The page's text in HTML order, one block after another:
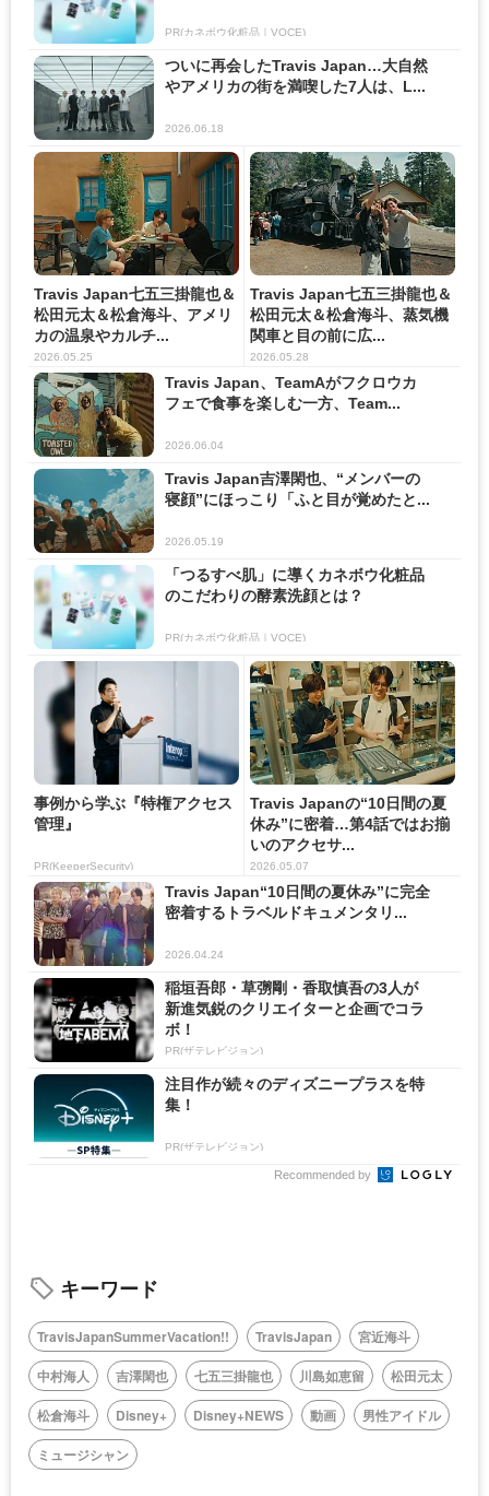
PR(カネボウ化粧品｜VOCE)
ついに再会したTravis Japan…大自然
やアメリカの街を満喫した7人は、L...
2026.06.18
Travis Japan七五三掛龍也＆
松田元太＆松倉海斗、アメリ
カの温泉やカルチ...
2026.05.25
Travis Japan七五三掛龍也＆
松田元太＆松倉海斗、蒸気機
関車と目の前に広...
2026.05.28
Travis Japan、TeamAがフクロウカ
フェで食事を楽しむ一方、Team...
2026.06.04
Travis Japan吉澤閑也、“メンバーの
寝顔”にほっこり「ふと目が覚めたと...
2026.05.19
「つるすべ肌」に導くカネボウ化粧品
のこだわりの酵素洗顔とは？
PR(カネボウ化粧品｜VOCE)
事例から学ぶ『特権アクセス
管理』
PR(KeeperSecurity)
Travis Japanの“10日間の夏
休み”に密着…第4話ではお揃
いのアクセサ...
2026.05.07
Travis Japan“10日間の夏休み”に完全
密着するトラベルドキュメンタリ...
2026.04.24
稲垣吾郎・草彅剛・香取慎吾の3人が
新進気鋭のクリエイターと企画でコラ
ボ！
PR(ザテレビジョン)
注目作が続々のディズニープラスを特
集！
PR(ザテレビジョン)
Recommended by
キーワード
TravisJapanSummerVacation!! TravisJapan
宮近海斗
中村海人
吉澤閑也 七五三掛龍也 川島如恵留
松田元太
松倉海斗
Disney+ Disney+NEWS 動画
男性アイドル
ミュージシャン